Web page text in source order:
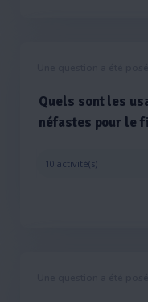
Quels sont les
néfastes pour le
10 activité(s)